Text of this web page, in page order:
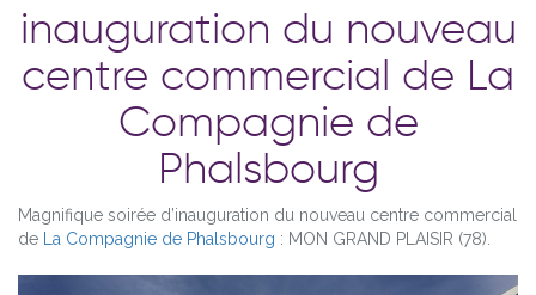
inauguration du nouveau
centre commercial de La
Compagnie de
Phalsbourg
Magnifique soirée d’inauguration du nouveau centre commercial
de
La Compagnie de Phalsbourg : MON GRAND PLAISIR (78).